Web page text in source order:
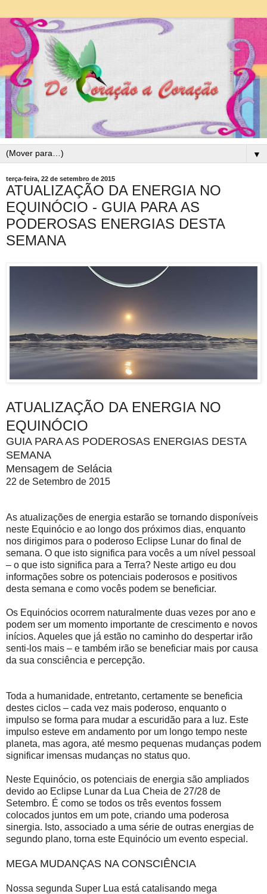
▼
terça-feira, 22 de setembro de 2015
ATUALIZAÇÃO DA ENERGIA NO
EQUINÓCIO - GUIA PARA AS
PODEROSAS ENERGIAS DESTA
SEMANA
ATUALIZAÇÃO DA ENERGIA NO
EQUINÓCIO
GUIA PARA AS PODEROSAS ENERGIAS DESTA
SEMANA
Mensagem de Selácia
22 de Setembro de 2015
As atualizações de energia estarão se tornando disponíveis
neste Equinócio e ao longo dos próximos dias, enquanto
nos dirigimos para o poderoso Eclipse Lunar do final de
semana. O que isto significa para vocês a um nível pessoal
– o que isto significa para a Terra? Neste artigo eu dou
informações sobre os potenciais poderosos e positivos
desta semana e como vocês podem se beneficiar.
Os Equinócios ocorrem naturalmente duas vezes por ano e
podem ser um momento importante de crescimento e novos
inícios. Aqueles que já estão no caminho do despertar irão
senti-los mais – e também irão se beneficiar mais por causa
da sua consciência e percepção.
Toda a humanidade, entretanto, certamente se beneficia
destes ciclos – cada vez mais poderoso, enquanto o
impulso se forma para mudar a escuridão para a luz. Este
impulso esteve em andamento por um longo tempo neste
planeta, mas agora, até mesmo pequenas mudanças podem
significar imensas mudanças no status quo.
Neste Equinócio, os potenciais de energia são ampliados
devido ao Eclipse Lunar da Lua Cheia de 27/28 de
Setembro. É como se todos os três eventos fossem
colocados juntos em um pote, criando uma poderosa
sinergia. Isto, associado a uma série de outras energias de
segundo plano, torna este Equinócio um evento especial.
MEGA MUDANÇAS NA CONSCIÊNCIA
Nossa segunda Super Lua está catalisando mega